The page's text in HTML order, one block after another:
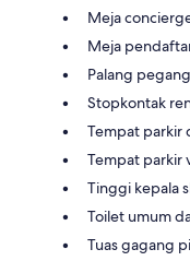
Meja
Meja
Palang
Stopkontak
Tempat parkir
Tempat parkir
Tinggi kepala
Toilet umum
Tuas gagang